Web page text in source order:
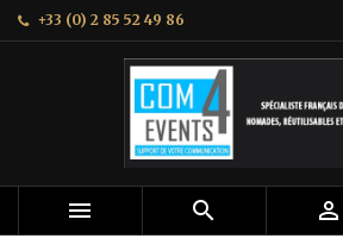
+33 (0) 2 85 52 49 86
  
Mes listes
Créer une nouvelle liste
Créer une liste
Nom de la liste d'envies
Annuler Créer
Connexion
Vous devez être connecté pour
à votre liste d'envies.
Annuler